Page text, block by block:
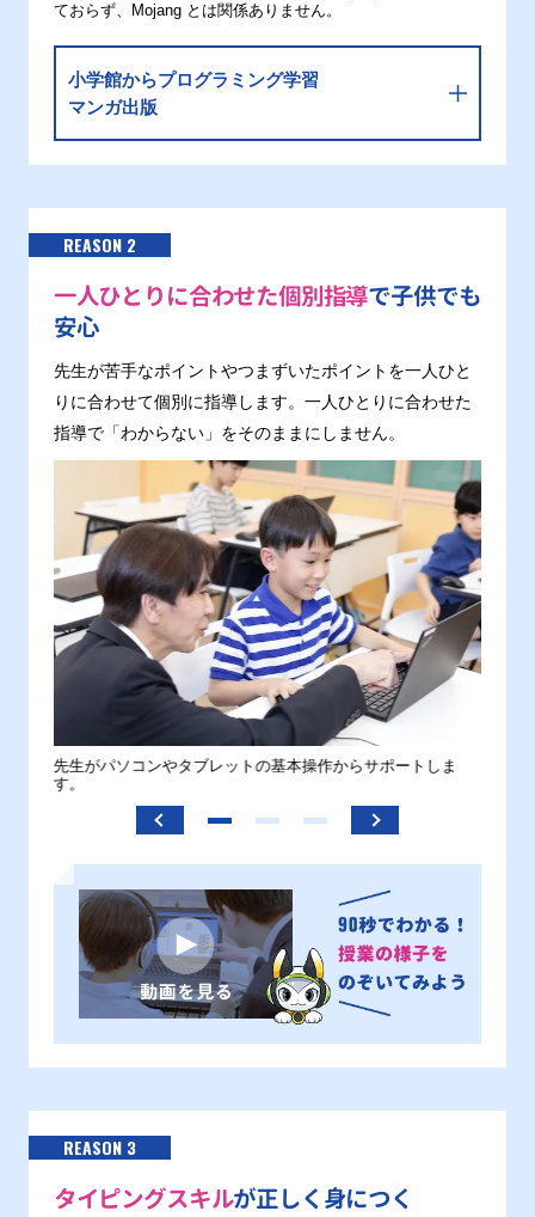
ておらず、Mojang とは関係ありません。
小学館からプログラミング学習
マンガ出版
REASON 2
一人ひとりに合わせた個別指導で子供でも
安心
先生が苦手なポイントやつまずいたポイントを一人ひと
りに合わせて個別に指導します。一人ひとりに合わせた
指導で「わからない」をそのままにしません。
先生がパソコンやタブレットの基本操作からサポートしま
す。
REASON 3
タイピングスキルが正しく身につく